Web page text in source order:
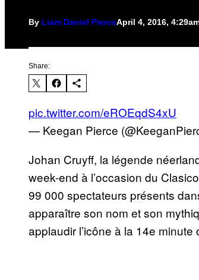
By Liam Daniel PierceApril 4, 2016,
Share:
pic.twitter.com/eROEqdS4xU
— Keegan Pierce
Johan Cruyff, la légende
week-end à l’occasion du
99 000 spectateurs présents
apparaître son nom et son
applaudir l’icône à la 14e minute